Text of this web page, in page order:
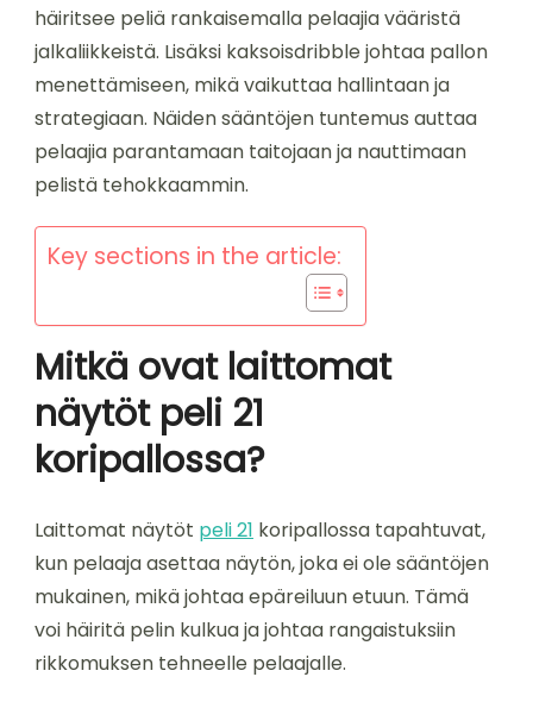
häiritsee peliä rankaisemalla pelaajia vääristä
jalkaliikkeistä. Lisäksi kaksoisdribble johtaa pallon
menettämiseen, mikä vaikuttaa hallintaan ja
strategiaan. Näiden sääntöjen tuntemus auttaa
pelaajia parantamaan taitojaan ja nauttimaan
pelistä tehokkaammin.
Key sections in the article:
Mitkä ovat laittomat
näytöt peli 21
koripallossa?
Laittomat näytöt peli 21 koripallossa tapahtuvat,
kun pelaaja asettaa näytön, joka ei ole sääntöjen
mukainen, mikä johtaa epäreiluun etuun. Tämä
voi häiritä pelin kulkua ja johtaa rangaistuksiin
rikkomuksen tehneelle pelaajalle.